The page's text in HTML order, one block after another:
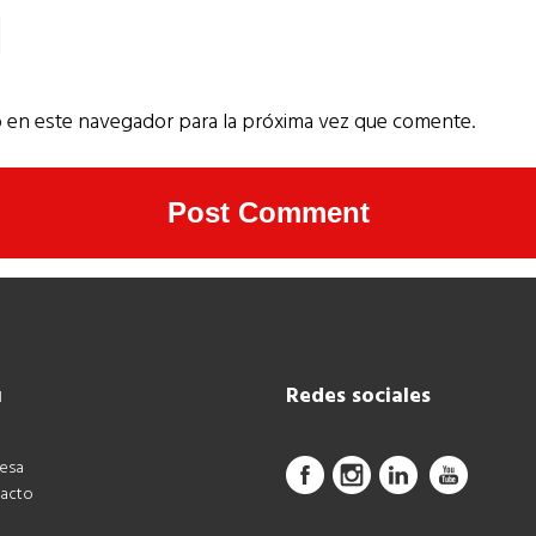
este navegador para la próxima vez que comente.
Redes sociales